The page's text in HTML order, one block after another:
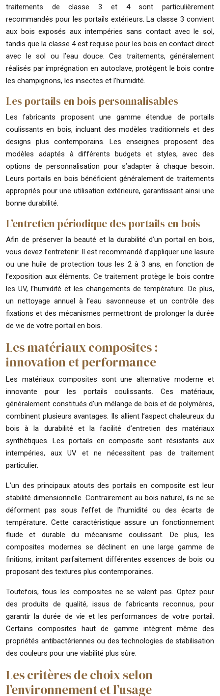
traitements de classe 3 et 4 sont particulièrement
recommandés pour les portails extérieurs. La classe 3 convient
aux bois exposés aux intempéries sans contact avec le sol,
tandis que la classe 4 est requise pour les bois en contact direct
avec le sol ou l’eau douce. Ces traitements, généralement
réalisés par imprégnation en autoclave, protègent le bois contre
les champignons, les insectes et l’humidité.
Les portails en bois personnalisables
Les fabricants proposent une gamme étendue de portails
coulissants en bois, incluant des modèles traditionnels et des
designs plus contemporains. Les enseignes proposent des
modèles adaptés à différents budgets et styles, avec des
options de personnalisation pour s’adapter à chaque besoin.
Leurs portails en bois bénéficient généralement de traitements
appropriés pour une utilisation extérieure, garantissant ainsi une
bonne durabilité.
L’entretien périodique des portails en bois
Afin de préserver la beauté et la durabilité d’un portail en bois,
vous devez l’entretenir. Il est recommandé d’appliquer une lasure
ou une huile de protection tous les 2 à 3 ans, en fonction de
l’exposition aux éléments. Ce traitement protège le bois contre
les UV, l’humidité et les changements de température. De plus,
un nettoyage annuel à l’eau savonneuse et un contrôle des
fixations et des mécanismes permettront de prolonger la durée
de vie de votre portail en bois.
Les matériaux composites :
innovation et performance
Les matériaux composites sont une alternative moderne et
innovante pour les portails coulissants. Ces matériaux,
généralement constitués d’un mélange de bois et de polymères,
combinent plusieurs avantages. Ils allient l’aspect chaleureux du
bois à la durabilité et la facilité d’entretien des matériaux
synthétiques. Les portails en composite sont résistants aux
intempéries, aux UV et ne nécessitent pas de traitement
particulier.
L’un des principaux atouts des portails en composite est leur
stabilité dimensionnelle. Contrairement au bois naturel, ils ne se
déforment pas sous l’effet de l’humidité ou des écarts de
température. Cette caractéristique assure un fonctionnement
fluide et durable du mécanisme coulissant. De plus, les
composites modernes se déclinent en une large gamme de
finitions, imitant parfaitement différentes essences de bois ou
proposant des textures plus contemporaines.
Toutefois, tous les composites ne se valent pas. Optez pour
des produits de qualité, issus de fabricants reconnus, pour
garantir la durée de vie et les performances de votre portail.
Certains composites haut de gamme intègrent même des
propriétés antibactériennes ou des technologies de stabilisation
des couleurs pour une viabilité plus sûre.
Les critères de choix selon
l’environnement et l’usage